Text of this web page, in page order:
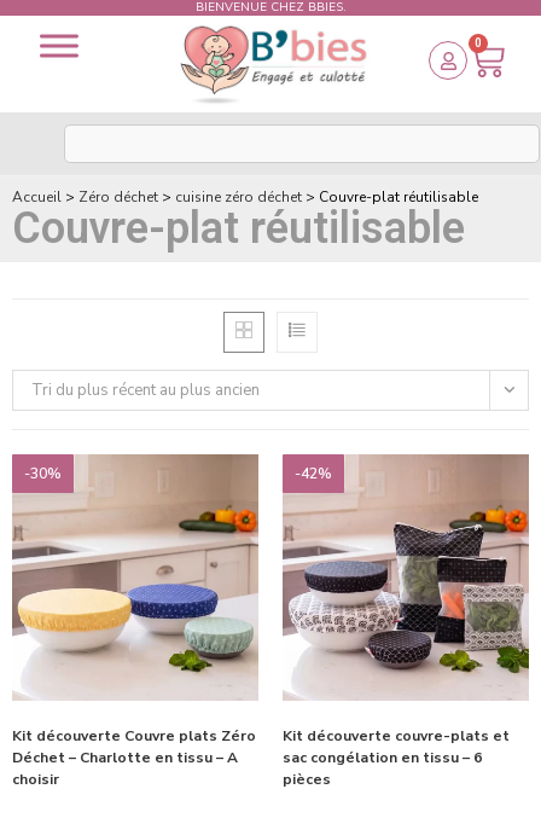
BIENVENUE CHEZ BBIES.
0
Accueil > Zéro déchet > cuisine zéro déchet > Couvre-plat réutilisable
Couvre-plat réutilisable
Tri du plus récent au plus ancien
-30%
Kit découverte Couvre plats Zéro
Déchet – Charlotte en tissu – A
choisir
-42%
Kit découverte couvre-plats et
sac congélation en tissu – 6
pièces